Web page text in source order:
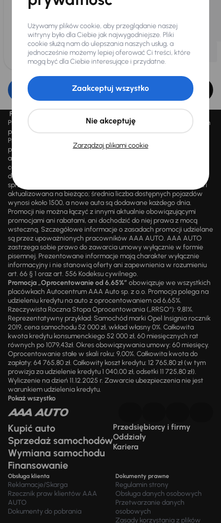
Edytuj filtr
Promocja „Letnie przeceny aż 1500 aut”
Promocja „Letnie przeceny aż 1500 aut” obowiązuje we wszystkich
placówkach Autocentrum AAA AUTO Sp. z o.o. („AAA AUTO”).
Promocja polega na możliwości nabycia wybranych pojazdów
przecenionych, wskazanych w serwisie internetowym
aaaauto.pl/promocja, ze zniżką uwidocznioną w prezentowanej
cenie. Zniżka jest obliczana jako różnica pomiędzy najniższą ceną
danego pojazdu z 30 dni przed obniżką a jego aktualną ceną
sprzedaży. Liczba samochodów objętych promocją jest zmienna i
aktualizowana na bieżąco; średnia liczba dostępnych pojazdów
wynosi około 1500, a nowe auta są dodawane każdego dnia.
Promocji nie można łączyć z innymi aktualnie obowiązującymi
promocjami ani rabatami, ani dochodzić do niej prawa z mocą
wsteczną. Szczegółowe informacje o zasadach promocji udzielane
są przez upoważnionych pracowników AAA AUTO. AAA AUTO
zastrzega sobie prawo do zawarcia umowy wyłącznie w formie
pisemnej. Prezentowane informacje mają charakter wyłącznie
informacyjny i nie stanowią oferty ani zapewnienia w rozumieniu
art. 66 § 1 oraz art. 556 Kodeksu cywilnego.
Promocja „Oprocentowanie od 6,65%” obowiązuje we wszystkich
placówkach Autocentrum AAA Auto sp. z o.o. Promocja polega na
udzieleniu kredytu na auto z oprocentowaniem od 6,65%.
Rzeczywista Roczna Stopa Oprocentowania („RRSO“): 9,81%.
Reprezentatywny przykład: Samochód marki Opel Insignia rocznik
2019, cena samochodu 52 000 zł, wkład własny 0%. Całkowita
kwota kredytu konsumenckiego 52 000 zł, 60 miesięcznych rat
równych po 1079,43zł. Okres obowiązywania umowy: 60 miesięcy.
Oprocentowanie stałe w skali roku: 9,00%. Całkowita kwota do
zapłaty: 64 765,80 zł. Całkowity koszt kredytu: 12 765,80 zł (w tym
prowizja za udzielenie kredytu 1 040,00 zł, odsetki 11 725,80 zł).
Wyliczenie na dzień 11.12.2025 r. Zawarcie ubezpieczenia nie jest
warunkiem udzielenia kredytu.
Pokaż wszystko
Kupić auto
Sprzedaż samochodów
Wymiana samochodu
Finansowanie
Przedsiębiorcy i firmy
Oddziały
Kariera
Obsługa klienta
Reklamacje/Skarga
Rzecznik praw klientów AAA
AUTO
Dokumenty do pobrania
Dokumenty prawne
Regulamin strony
Obsługa danych osobowych
Przetwarzanie danych
osobowych
Zasady korzystania z plików
Używamy plików cookie, aby przeglądanie naszej
witryny było dla Ciebie jak najwygodniejsze. Pliki
cookie służą nam do ulepszania naszych usług, a
jednocześnie możemy lepiej oferować Ci treści, które
mogą być dla Ciebie interesujące i przydatne.
Zarządzaj plikami cookie
Nie akceptuję
Zaakceptuj wszystko